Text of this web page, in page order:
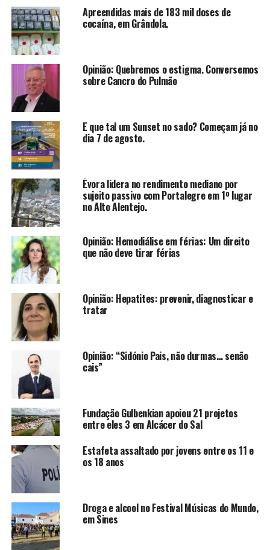
Apreendidas mais de 183 mil doses de
cocaína, em Grândola.
Opinião: Quebremos o estigma. Conversemos
sobre Cancro do Pulmão
E que tal um Sunset no sado? Começam já no
dia 7 de agosto.
Évora lidera no rendimento mediano por
sujeito passivo com Portalegre em 1º lugar
no Alto Alentejo.
Opinião: Hemodiálise em férias: Um direito
que não deve tirar férias
Opinião: Hepatites: prevenir, diagnosticar e
tratar
Opinião: “Sidónio Pais, não durmas… senão
cais”
Fundação Gulbenkian apoiou 21 projetos
entre eles 3 em Alcácer do Sal
Estafeta assaltado por jovens entre os 11 e
os 18 anos
Droga e alcool no Festival Músicas do Mundo,
em Sines